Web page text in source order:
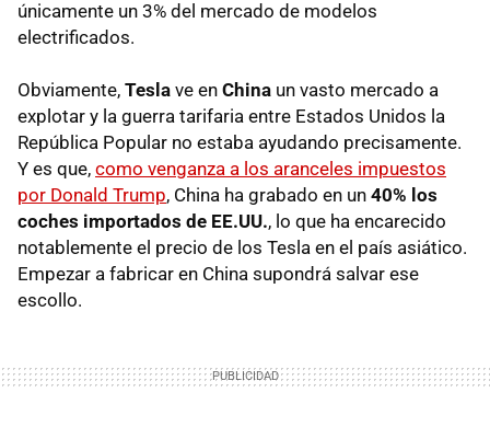
únicamente un 3% del mercado de modelos
electrificados.
Obviamente, Tesla ve en China un vasto mercado a
explotar y la guerra tarifaria entre Estados Unidos la
República Popular no estaba ayudando precisamente.
Y es que, como venganza a los aranceles impuestos
por Donald Trump, China ha grabado en un 40% los
coches importados de EE.UU., lo que ha encarecido
notablemente el precio de los Tesla en el país asiático.
Empezar a fabricar en China supondrá salvar ese
escollo.